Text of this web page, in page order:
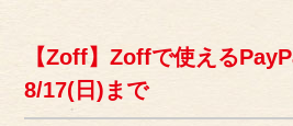
【Zoff】Zoffで使える
8/17(日)まで